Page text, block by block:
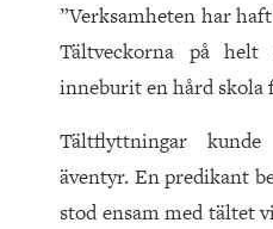
”Verksamheten har
Tältveckorna på
inneburit en hård skola
Tältflyttningar
äventyr. En predikant
stod ensam med tältet